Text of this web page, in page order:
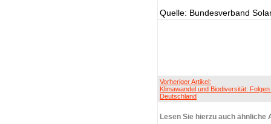
Quelle: Bundesverband
Vorheriger Artikel:
Klimawandel und Biodiversität:
Deutschland
Lesen Sie hierzu auch ähnliche